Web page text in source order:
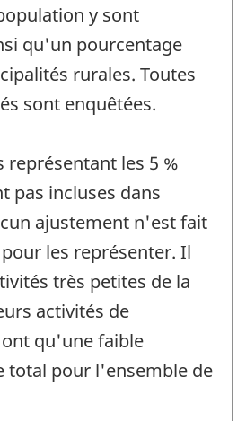
y sont
qu'un pourcentage
rurales. Toutes
sont enquêtées.
représentant les 5 %
pas incluses dans
ajustement n'est fait
les représenter. Il
très petites de la
activités de
qu'une faible
total pour l'ensemble de